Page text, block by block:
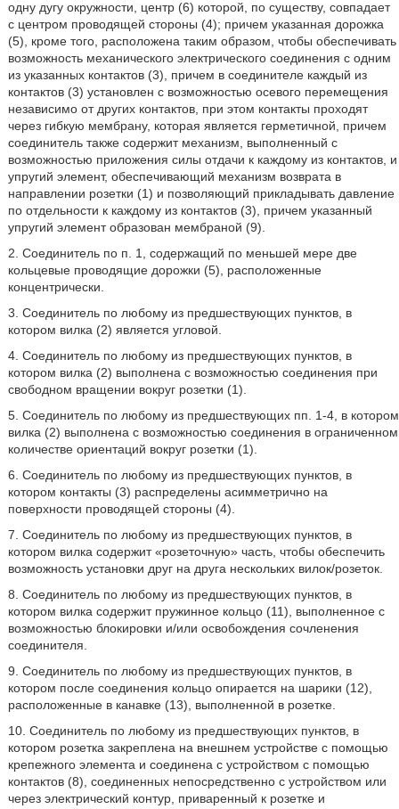
одну дугу окружности, центр (6) которой, по существу, совпадает
с центром проводящей стороны (4); причем указанная дорожка
(5), кроме того, расположена таким образом, чтобы обеспечивать
возможность механического электрического соединения с одним
из указанных контактов (3), причем в соединителе каждый из
контактов (3) установлен с возможностью осевого перемещения
независимо от других контактов, при этом контакты проходят
через гибкую мембрану, которая является герметичной, причем
соединитель также содержит механизм, выполненный с
возможностью приложения силы отдачи к каждому из контактов, и
упругий элемент, обеспечивающий механизм возврата в
направлении розетки (1) и позволяющий прикладывать давление
по отдельности к каждому из контактов (3), причем указанный
упругий элемент образован мембраной (9).
2. Соединитель по п. 1, содержащий по меньшей мере две
кольцевые проводящие дорожки (5), расположенные
концентрически.
3. Соединитель по любому из предшествующих пунктов, в
котором вилка (2) является угловой.
4. Соединитель по любому из предшествующих пунктов, в
котором вилка (2) выполнена с возможностью соединения при
свободном вращении вокруг розетки (1).
5. Соединитель по любому из предшествующих пп. 1-4, в котором
вилка (2) выполнена с возможностью соединения в ограниченном
количестве ориентаций вокруг розетки (1).
6. Соединитель по любому из предшествующих пунктов, в
котором контакты (3) распределены асимметрично на
поверхности проводящей стороны (4).
7. Соединитель по любому из предшествующих пунктов, в
котором вилка содержит «розеточную» часть, чтобы обеспечить
возможность установки друг на друга нескольких вилок/розеток.
8. Соединитель по любому из предшествующих пунктов, в
котором вилка содержит пружинное кольцо (11), выполненное с
возможностью блокировки и/или освобождения сочленения
соединителя.
9. Соединитель по любому из предшествующих пунктов, в
котором после соединения кольцо опирается на шарики (12),
расположенные в канавке (13), выполненной в розетке.
10. Соединитель по любому из предшествующих пунктов, в
котором розетка закреплена на внешнем устройстве с помощью
крепежного элемента и соединена с устройством с помощью
контактов (8), соединенных непосредственно с устройством или
через электрический контур, приваренный к розетке и